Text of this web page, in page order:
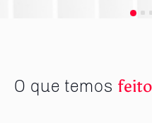
O que temos feito